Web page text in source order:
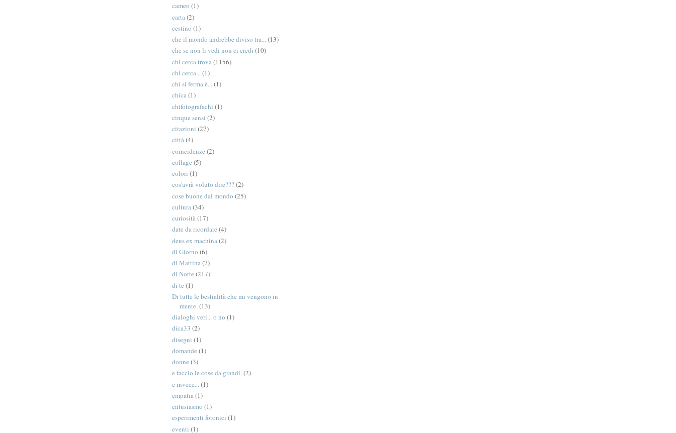
cameo (1)
carta(2)
cestino (1)
che il mondo andrebbe diviso tra...(13)
che se non li vedi non ci credi (10)
chi cerca trova(1156)
chi cerca...(1)
chi si ferma è...(1)
chica(1)
chifotografachi (1)
cinque sensi (2)
citazioni (27)
città(4)
coincidenze (2)
collage (5)
colori (1)
cos'avrà voluto dire???(2)
cose buone dal mondo (25)
cultura(34)
curiosità(17)
date da ricordare (4)
deus ex machina(2)
di Giorno (6)
di Mattina(7)
di Notte (217)
di te (1)
Di tutte le bestialità che mi vengono in
mente.(13)
dialoghi veri... o no (1)
dica33 (2)
disegni (1)
domande (1)
donne (3)
e faccio le cose da grandi.(2)
e invece...(1)
empatia(1)
entusiasmo (1)
esperimenti fotonici (1)
eventi (1)